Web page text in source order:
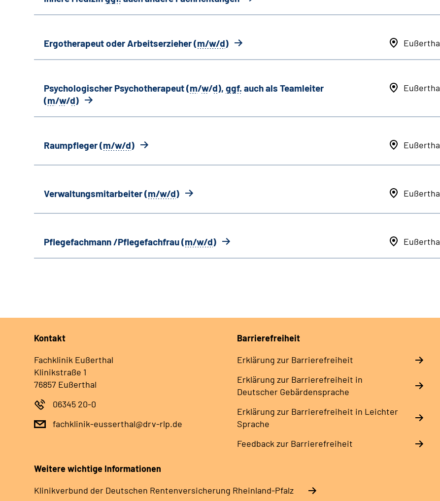
Ergotherapeut oder Arbeitserzieher (m/w/d)
Psychologischer Psychotherapeut (m/w/d), ggf. auch als Teamleiter
(m/w/d)
Raumpfleger (m/w/d)
Verwaltungsmitarbeiter (m/w/d)
Pflegefachmann /Pflegefachfrau (m/w/d)
Kontakt
Fachklinik Eußerthal
Klinikstraße 1
76857 Eußerthal
06345 20-0
fachklinik-eusserthal@drv-rlp.de
Barrierefreiheit
Erklärung zur Barrierefreiheit
Erklärung zur Barrierefreiheit in
Deutscher Gebärdensprache
Erklärung zur Barrierefreiheit in Leichter
Sprache
Feedback zur Barrierefreiheit
Weitere wichtige Informationen
Klinikverbund der Deutschen Rentenversicherung Rheinland-Pfalz